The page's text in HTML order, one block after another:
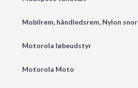
Mobilrem, håndledsrem, Nylon snor
Motorola løbeudstyr
Motorola Moto